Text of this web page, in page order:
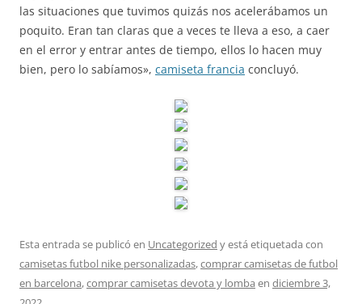
las situaciones que tuvimos quizás nos acelerábamos un
poquito. Eran tan claras que a veces te lleva a eso, a caer
en el error y entrar antes de tiempo, ellos lo hacen muy
bien, pero lo sabíamos», camiseta francia concluyó.
Esta entrada se publicó en Uncategorized y está etiquetada con
camisetas futbol nike personalizadas,comprar camisetas de futbol
en barcelona,comprar camisetas devota y lomba en diciembre 3,